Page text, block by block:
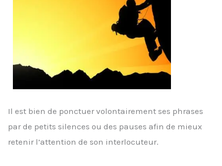
Il est bien de ponctuer volontairement ses phrases
par de petits silences ou des pauses afin de mieux
retenir l’attention de son interlocuteur.